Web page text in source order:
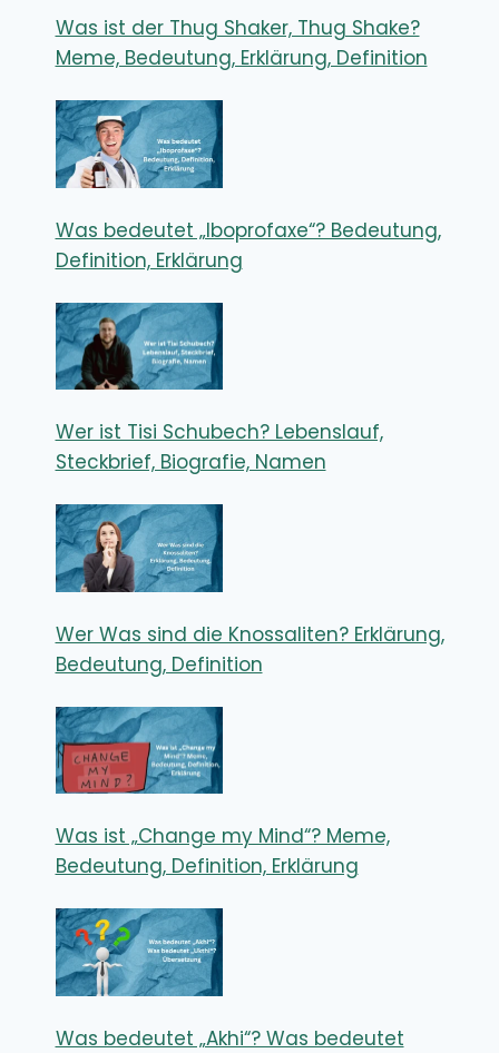
Was ist der Thug Shaker, Thug Shake?
Meme, Bedeutung, Erklärung, Definition
Was bedeutet „Iboprofaxe“? Bedeutung,
Definition, Erklärung
Wer ist Tisi Schubech? Lebenslauf,
Steckbrief, Biografie, Namen
Wer Was sind die Knossaliten? Erklärung,
Bedeutung, Definition
Was ist „Change my Mind“? Meme,
Bedeutung, Definition, Erklärung
Was bedeutet „Akhi“? Was bedeutet